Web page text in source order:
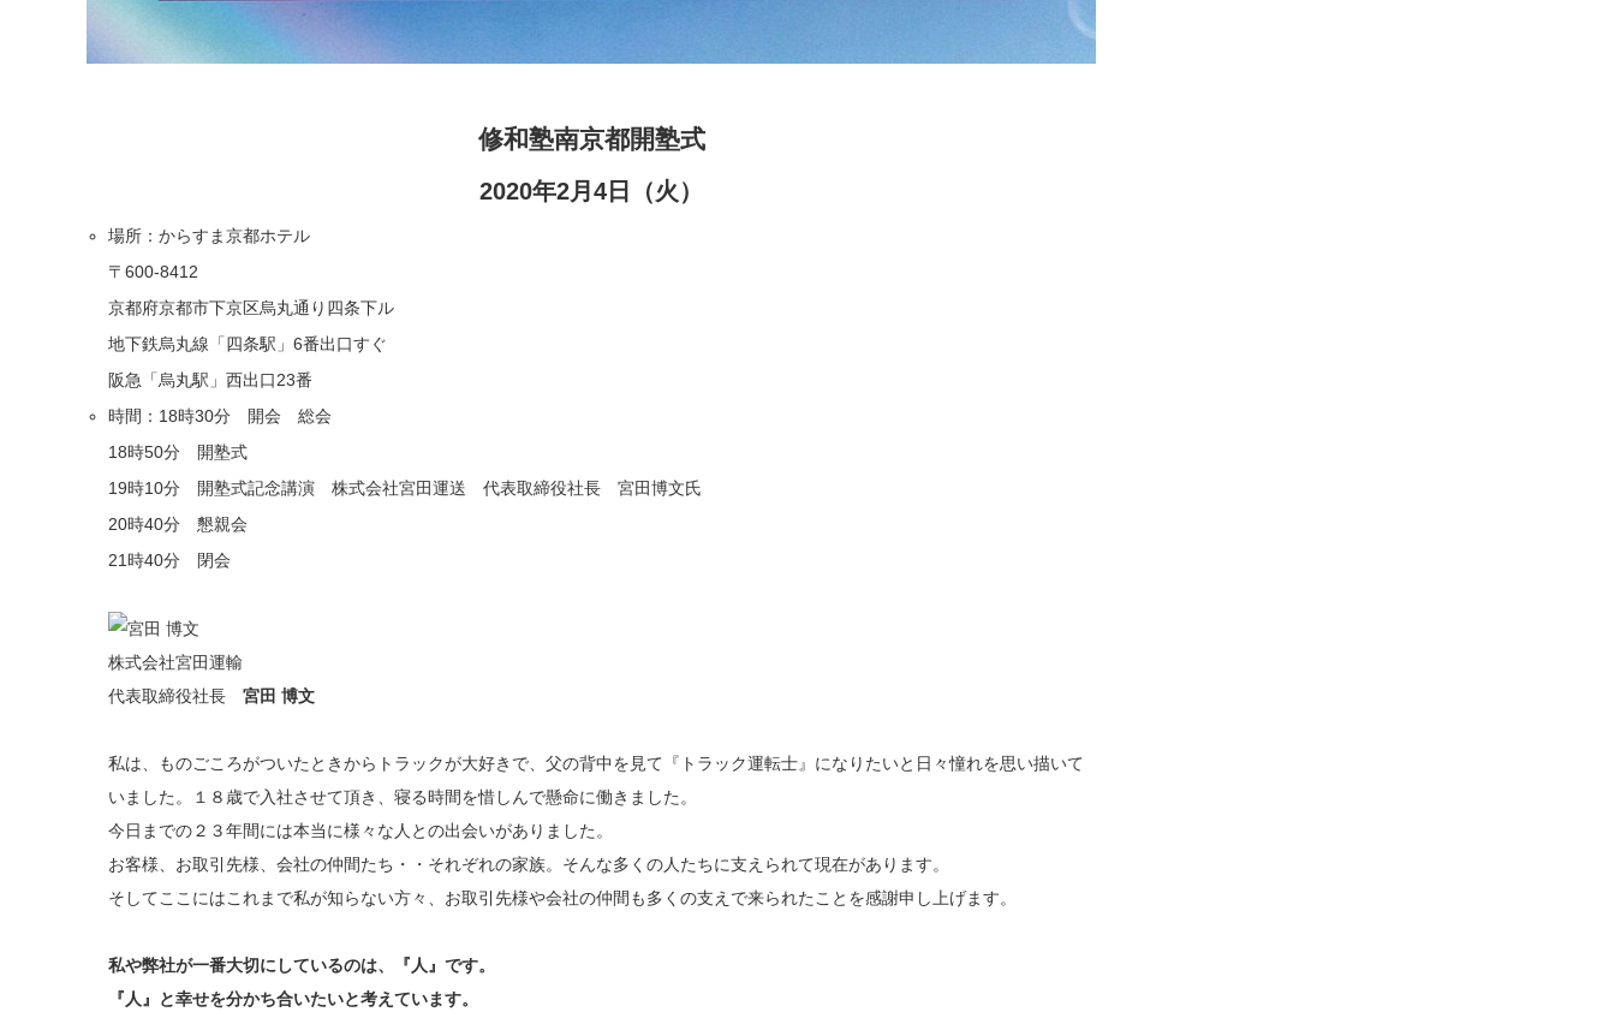
修和塾南京都開塾式
2020年2月4日（火）
場所：からすま京都ホテル
〒600-8412
京都府京都市下京区烏丸通り四条下ル
地下鉄烏丸線「四条駅」6番出口すぐ
阪急「烏丸駅」西出口23番
時間：18時30分 開会 総会
18時50分 開塾式
19時10分 開塾式記念講演 株式会社宮田運送 代表取締役社長 宮田博文氏
20時40分 懇親会
21時40分 閉会
株式会社宮田運輸
代表取締役社長宮田 博文
私は、ものごころがついたときからトラックが大好きで、父の背中を見て『トラック運転士』になりたいと日々憧れを思い描いて
いました。１８歳で入社させて頂き、寝る時間を惜しんで懸命に働きました。
今日までの２３年間には本当に様々な人との出会いがありました。
お客様、お取引先様、会社の仲間たち・・それぞれの家族。そんな多くの人たちに支えられて現在があります。
そしてここにはこれまで私が知らない方々、お取引先様や会社の仲間も多くの支えで来られたことを感謝申し上げます。
私や弊社が一番大切にしているのは、『人』です。
『人』と幸せを分かち合いたいと考えています。